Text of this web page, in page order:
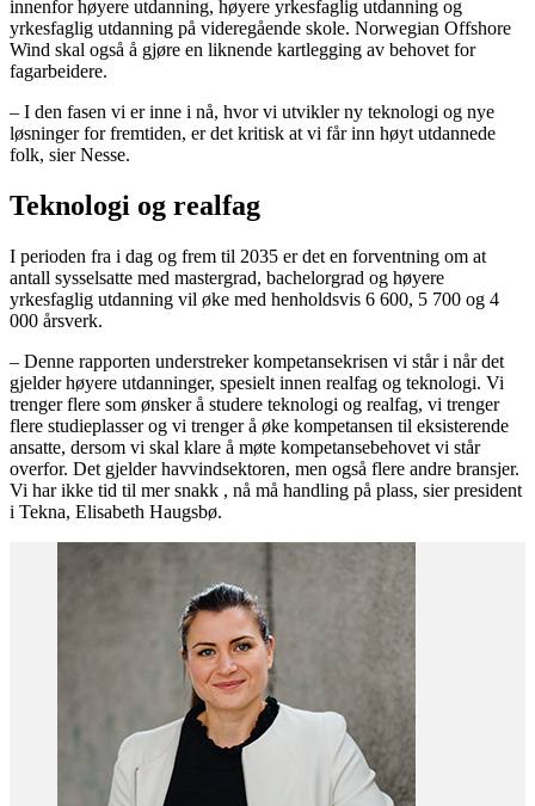
innenfor høyere utdanning, høyere yrkesfaglig utdanning og
yrkesfaglig utdanning på videregående skole. Norwegian Offshore
Wind skal også å gjøre en liknende kartlegging av behovet for
fagarbeidere.
– I den fasen vi er inne i nå, hvor vi utvikler ny teknologi og nye
løsninger for fremtiden, er det kritisk at vi får inn høyt utdannede
folk, sier Nesse.
Teknologi og realfag
I perioden fra i dag og frem til 2035 er det en forventning om at
antall sysselsatte med mastergrad, bachelorgrad og høyere
yrkesfaglig utdanning vil øke med henholdsvis 6 600, 5 700 og 4
000 årsverk.
– Denne rapporten understreker kompetansekrisen vi står i når det
gjelder høyere utdanninger, spesielt innen realfag og teknologi. Vi
trenger flere som ønsker å studere teknologi og realfag, vi trenger
flere studieplasser og vi trenger å øke kompetansen til eksisterende
ansatte, dersom vi skal klare å møte kompetansebehovet vi står
overfor. Det gjelder havvindsektoren, men også flere andre bransjer.
Vi har ikke tid til mer snakk , nå må handling på plass, sier president
i Tekna, Elisabeth Haugsbø.